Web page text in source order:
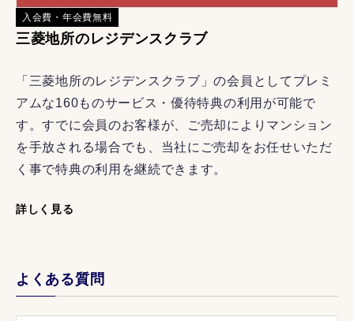
入会費・年会費無料
三菱地所のレジデンスクラブ
「三菱地所のレジデンスクラブ」の会員としてプレミ
アムな160ものサービス・優待特典の利用が可能で
す。すでに会員のお客様が、ご売却によりマンション
を手放される場合でも、当社にご売却をお任せいただ
く事で特典の利用を継続できます。
詳しく見る
よくある質問